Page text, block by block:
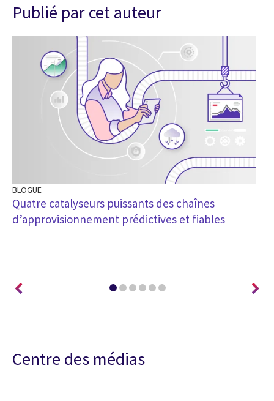
Publié par cet auteur
BLOGUE
Quatre catalyseurs puissants des chaînes
d’approvisionnement prédictives et fiables
Centre des médias